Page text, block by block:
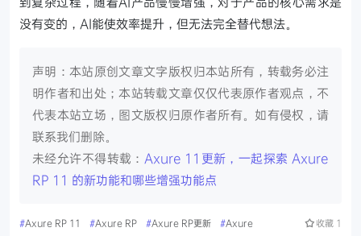
没有变的，AI能使效率提升，但无法完全替代想法。
声明：本站原创文章文字版权归本站所有，转载务必注
明作者和出处；本站转载文章仅仅代表原作者观点，不
代表本站立场，图文版权归原作者所有。如有侵权，请
联系我们删除。
未经允许不得转载： Axure 11更新，一起探索 Axure
RP 11 的新功能和哪些增强功能点
#Axure RP 11 #Axure RP #Axure RP更新 #Axure 收藏 1